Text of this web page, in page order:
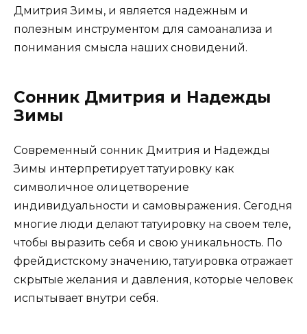
Дмитрия Зимы, и является надежным и
полезным инструментом для самоанализа и
понимания смысла наших сновидений.
Сонник Дмитрия и Надежды
Зимы
Современный сонник Дмитрия и Надежды
Зимы интерпретирует татуировку как
символичное олицетворение
индивидуальности и самовыражения. Сегодня
многие люди делают татуировку на своем теле,
чтобы выразить себя и свою уникальность. По
фрейдистскому значению, татуировка отражает
скрытые желания и давления, которые человек
испытывает внутри себя.